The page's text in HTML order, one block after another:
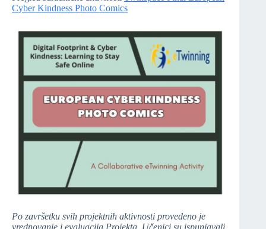
Cyber Kindness Photo Comics
Po završetku svih projektnih aktivnosti provedeno je
vrednovanje i evaluacija Projekta. Učenici su ispunjavali